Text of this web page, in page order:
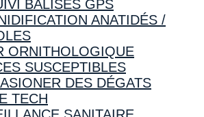
BALISES GPS
ANATIDÉS /
ORNITHOLOGIQUE
SUSCEPTIBLES
DES DÉGATS
TECH